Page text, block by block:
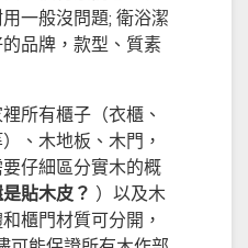
一般沒問題; 衛浴潔
品牌，款型、質素
所有櫃子（衣櫃、
、木地板、木門，
仔細區分實木的概
貼木皮？ ）以及木
櫃門材質可分開，